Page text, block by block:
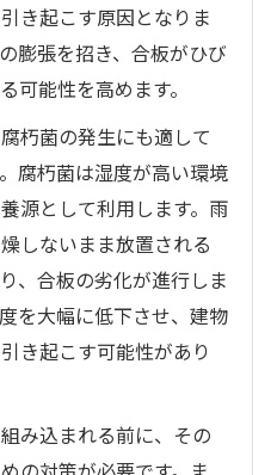
き起こす原因となりま
膨張を招き、合板がひび
可能性を高めます。
朽菌の発生にも適して
腐朽菌は湿度が高い環境
源として利用します。雨
しないまま放置される
、合板の劣化が進行しま
を大幅に低下させ、建物
き起こす可能性があり
み込まれる前に、その